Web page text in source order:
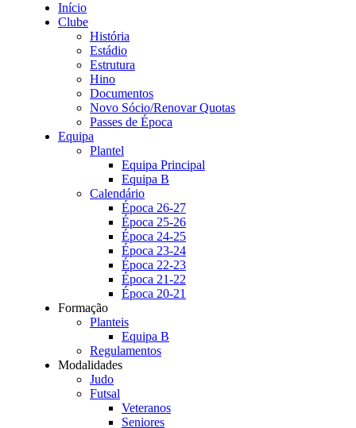
Início
Clube
História
Estádio
Estrutura
Hino
Documentos
Novo Sócio/Renovar Quotas
Passes de Época
Equipa
Plantel
Equipa Principal
Equipa B
Calendário
Época 26-27
Época 25-26
Época 24-25
Época 23-24
Época 22-23
Época 21-22
Época 20-21
Formação
Planteis
Equipa B
Regulamentos
Modalidades
Judo
Futsal
Veteranos
Seniores